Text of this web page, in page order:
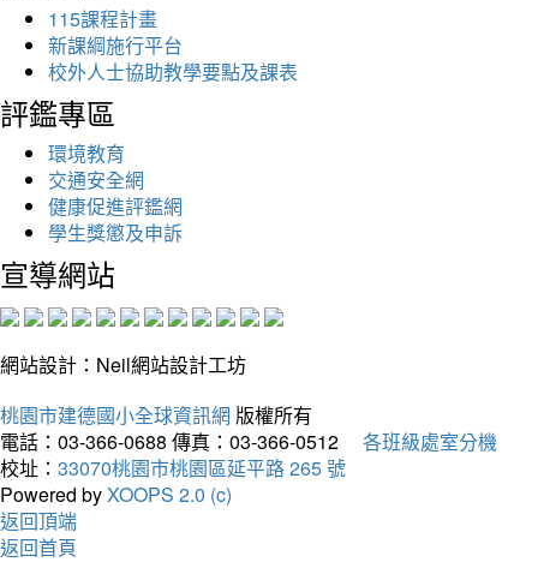
115課程計畫
新課綱施行平台
校外人士協助教學要點及課表
評鑑專區
環境教育
交通安全網
健康促進評鑑網
學生獎懲及申訴
宣導網站
網站設計：Neil網站設計工坊
桃園市建德國小全球資訊網 版權所有
電話：03-366-0688 傳真：03-366-0512
各班級處室分機
校址： 33070桃園市桃園區延平路 265 號
Powered byXOOPS 2.0 (c)
返回頂端
返回首頁